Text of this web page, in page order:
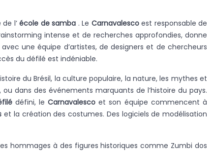
de l’école de samba . Le Carnavalescoest responsable de
intense et de recherches approfondies, donne
une équipe d’artistes, de designers et de chercheurs
du défilé est indéniable.
du Brésil, la culture populaire, la nature, les mythes et
dans des événements marquants de l’histoire du pays.
défini, leCarnavalescoet son équipe commencent à
et la création des costumes. Des logiciels de modélisation
hommages à des figures historiques comme Zumbi dos